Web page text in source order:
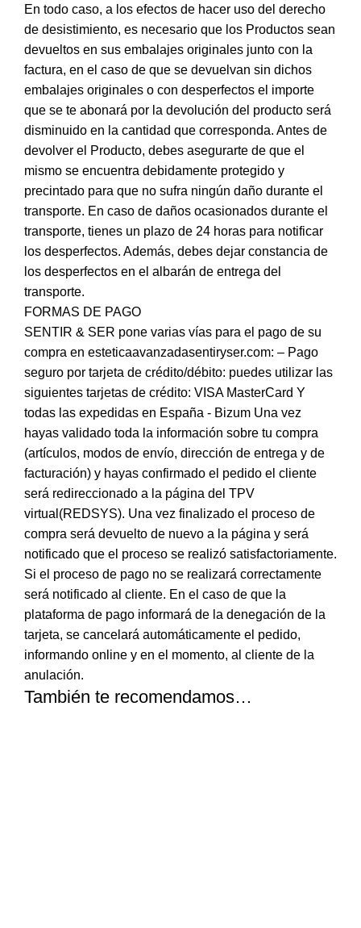
En todo caso, a los efectos de hacer uso del derecho
de desistimiento, es necesario que los Productos sean
devueltos en sus embalajes originales junto con la
factura, en el caso de que se devuelvan sin dichos
embalajes originales o con desperfectos el importe
que se te abonará por la devolución del producto será
disminuido en la cantidad que corresponda. Antes de
devolver el Producto, debes asegurarte de que el
mismo se encuentra debidamente protegido y
precintado para que no sufra ningún daño durante el
transporte. En caso de daños ocasionados durante el
transporte, tienes un plazo de 24 horas para notificar
los desperfectos. Además, debes dejar constancia de
los desperfectos en el albarán de entrega del
transporte.
FORMAS DE PAGO
SENTIR & SER pone varias vías para el pago de su
compra en esteticaavanzadasentiryser.com: – Pago
seguro por tarjeta de crédito/débito: puedes utilizar las
siguientes tarjetas de crédito: VISA MasterCard Y
todas las expedidas en España - Bizum Una vez
hayas validado toda la información sobre tu compra
(artículos, modos de envío, dirección de entrega y de
facturación) y hayas confirmado el pedido el cliente
será redireccionado a la página del TPV
virtual(REDSYS). Una vez finalizado el proceso de
compra será devuelto de nuevo a la página y será
notificado que el proceso se realizó satisfactoriamente.
Si el proceso de pago no se realizará correctamente
será notificado al cliente. En el caso de que la
plataforma de pago informará de la denegación de la
tarjeta, se cancelará automáticamente el pedido,
informando online y en el momento, al cliente de la
anulación.
También te recomendamos…